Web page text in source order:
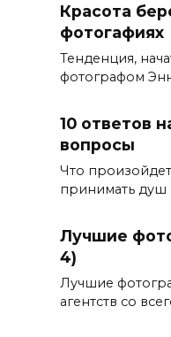
Красота
фотогафиях
Тенденция,
фотографом
10 ответов
вопросы
Что
принимать душ
Лучшие фото
4)
Лучшие
агентств со